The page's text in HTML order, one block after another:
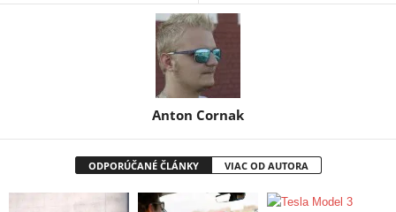
Anton Cornak
ODPORÚČANÉ ČLÁNKY VIAC OD AUTORA